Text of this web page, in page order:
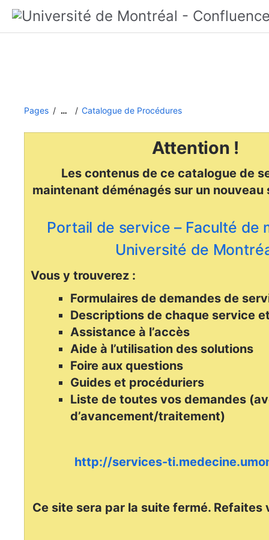
Pages … Catalogue de Procédures
Attention !
Les contenus de ce catalogue de
maintenant déménagéssur un nouveau
Portail de service – Faculté de
Université de
Vous y trouverez :
Formulaires de demandes de
Descriptions de chaque service
Assistance à l’accès
Aide à l’utilisation des solutions
Foire aux questions
Guides et procéduriers
Liste de toutes vos demandes
d’avancement/traitement)
http://services-
Ce site sera par la suite fermé. Refaites